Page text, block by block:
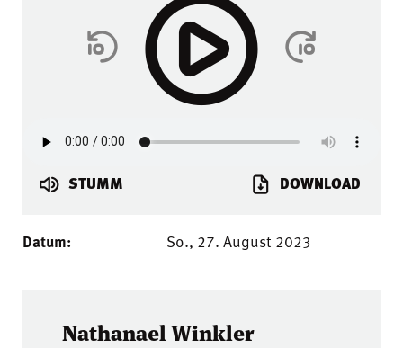
STUMM DOWNLOAD
Datum: So., 27. August 2023
Nathanael Winkler